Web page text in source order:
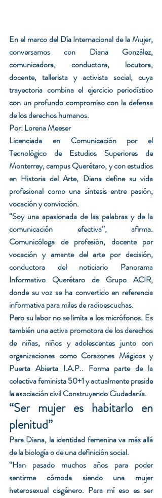
En el marco del Día Internacional de la Mujer,
conversamos con Diana González,
comunicadora, conductora, locutora,
docente, tallerista y activista social, cuya
trayectoria combina el ejercicio periodístico
con un profundo compromiso con la defensa
de los derechos humanos.
Por: Lorena Meeser
Licenciada en Comunicación por el
Tecnológico de Estudios Superiores de
Monterrey, campus Querétaro, y con estudios
en Historia del Arte, Diana define su vida
profesional como una síntesis entre pasión,
vocación y convicción.
“Soy una apasionada de las palabras y de la
comunicación efectiva”, afirma.
Comunicóloga de profesión, docente por
vocación y amante del arte por decisión,
conductora del noticiario Panorama
Informativo Querétaro de Grupo ACIR,
donde su voz se ha convertido en referencia
informativa para miles de radioescuchas.
Pero su labor no se limita a los micrófonos. Es
también una activa promotora de los derechos
de niñas, niños y adolescentes junto con
organizaciones como Corazones Mágicos y
Puerta Abierta I.A.P.. Forma parte de la
colectiva feminista 50+1 y actualmente preside
la asociación civil Construyendo Ciudadanía.
“Ser mujer es habitarlo en
plenitud”
Para Diana, la identidad femenina va más allá
de la biología o de una definición social.
“Han pasado muchos años para poder
sentirme cómoda siendo una mujer
heterosexual cisgénero. Para mí eso es ser